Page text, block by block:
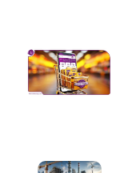
30